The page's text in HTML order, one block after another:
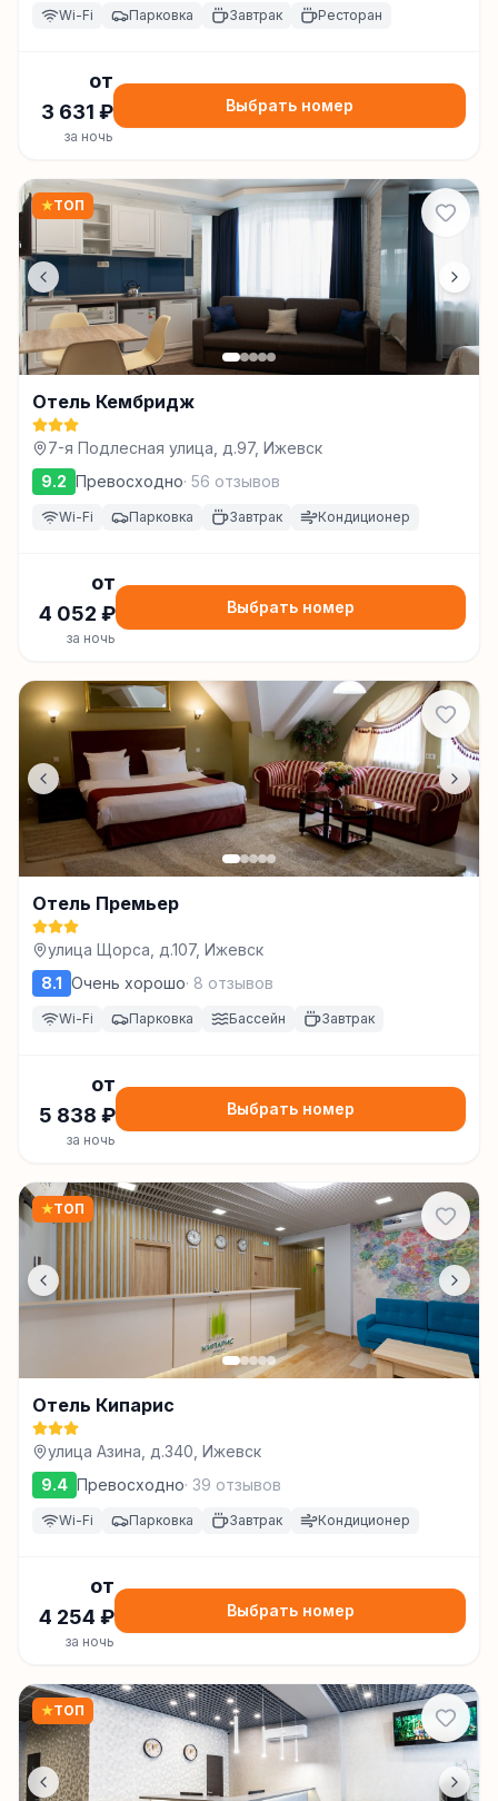
Wi-Fi Парковка Завтрак Ресторан
от
3 631 ₽
за ночь
Выбрать номер
★ТОП
Отель Кембридж
7-я Подлесная улица, д.97, Ижевск
9.2 Превосходно· 56 отзывов
Wi-Fi Парковка Завтрак Кондиционер
от
4 052 ₽
за ночь
Выбрать номер
Отель Премьер
улица Щорса, д.107, Ижевск
8.1 Очень хорошо· 8 отзывов
Wi-Fi Парковка Бассейн Завтрак
от
5 838 ₽
за ночь
Выбрать номер
★ТОП
Отель Кипарис
улица Азина, д.340, Ижевск
9.4 Превосходно· 39 отзывов
Wi-Fi Парковка Завтрак Кондиционер
от
4 254 ₽
за ночь
Выбрать номер
★ТОП